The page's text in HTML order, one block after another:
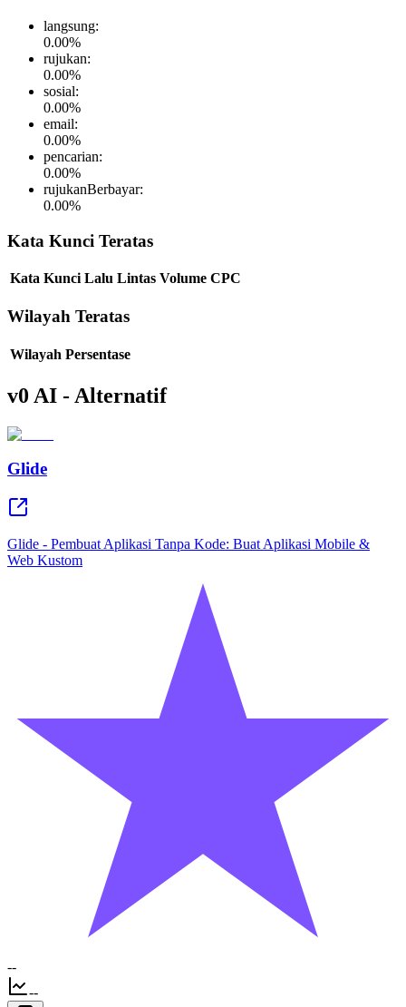
langsung:
0.00%
rujukan:
0.00%
sosial:
0.00%
email:
0.00%
pencarian:
0.00%
rujukanBerbayar:
0.00%
Kata Kunci Teratas
Kata Kunci Lalu Lintas Volume CPC
Wilayah Teratas
Wilayah Persentase
v0 AI - Alternatif
Glide
Glide - Pembuat Aplikasi Tanpa Kode: Buat Aplikasi Mobile &
Web Kustom
--
--